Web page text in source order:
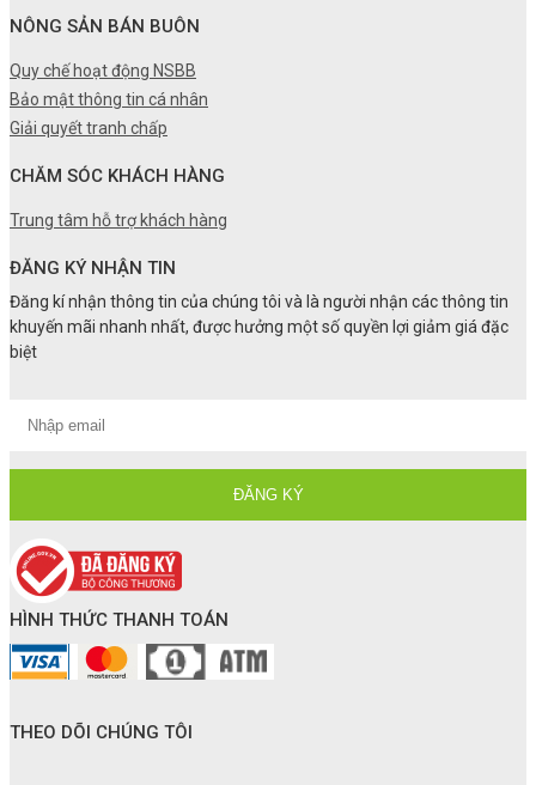
NÔNG SẢN BÁN BUÔN
Quy chế hoạt động NSBB
Bảo mật thông tin cá nhân
Giải quyết tranh chấp
CHĂM SÓC KHÁCH HÀNG
Trung tâm hỗ trợ khách hàng
ĐĂNG KÝ NHẬN TIN
Đăng kí nhận thông tin của chúng tôi và là người nhận các thông tin
khuyến mãi nhanh nhất, được hưởng một số quyền lợi giảm giá đặc
biệt
HÌNH THỨC THANH TOÁN
THEO DÕI CHÚNG TÔI